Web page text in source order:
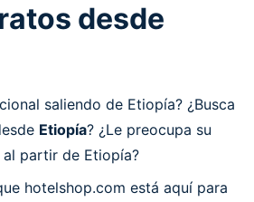
desde
saliendo de Etiopía? ¿Busca
Etiopía? ¿Le preocupa su
partir de Etiopía?
hotelshop.com está aquí para